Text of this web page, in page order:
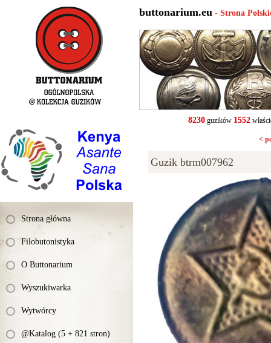
Strona główna
Filobutonistyka
O Buttonarium
Wyszukiwarka
Wytwórcy
@Katalog (5 + 821 stron)
buttonarium.eu - Strona
8230guzików 1552
<
Guzik btrm007962